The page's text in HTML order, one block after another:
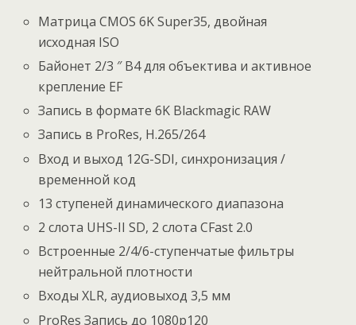
Матрица CMOS 6K Super35, двойная
исходная ISO
Байонет 2/3 ″ B4 для объектива и активное
крепление EF
Запись в формате 6K Blackmagic RAW
Запись в ProRes, H.265/264
Вход и выход 12G-SDI, синхронизация /
временной код
13 ступеней динамического диапазона
2 слота UHS-II SD, 2 слота CFast 2.0
Встроенные 2/4/6-ступенчатые фильтры
нейтральной плотности
Входы XLR, аудиовыход 3,5 мм
ProRes Запись до 1080p120